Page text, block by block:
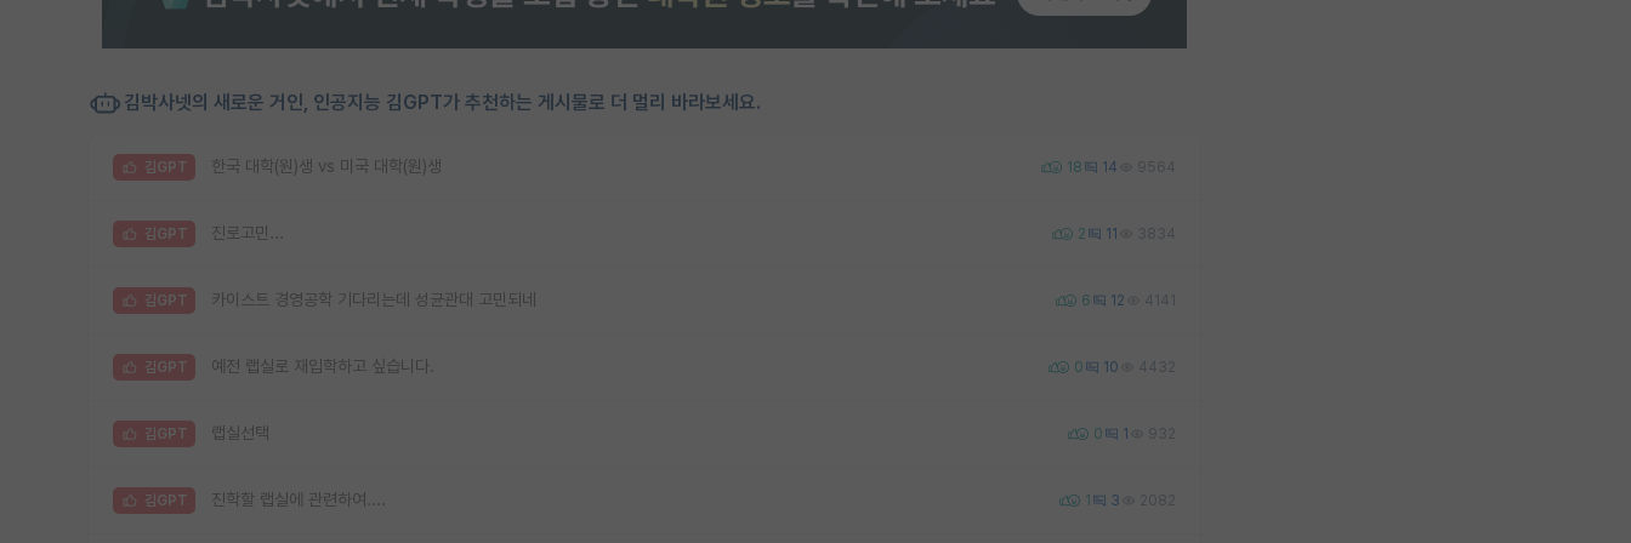
김박사넷의 새로운 거인, 인공지능 김GPT가 추천하는 게시물로 더 멀리 바라보세요.
김GPT 한국 대학(원)생 vs 미국 대학(원)생 18 14 9564
김GPT 진로고민... 2 11 3834
김GPT 카이스트 경영공학 기다리는데 성균관대 고민되네 6 12 4141
김GPT 예전 랩실로 재입학하고 싶습니다. 0 10 4432
김GPT 랩실선택 0 1 932
김GPT 진학할 랩실에 관련하여.... 1 3 2082